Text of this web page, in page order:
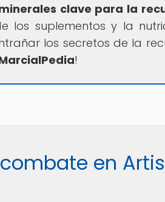
clave para la
los suplementos y la
los secretos de la
!
en